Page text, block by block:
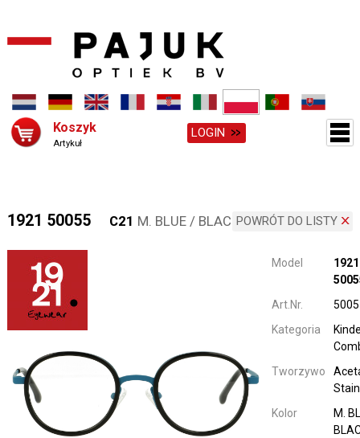
Koszyk
Artykuł
LOGIN
POWRÓT DO LISTY
1921 50055 C21 M. BLUE / BLACK
Model
1921
Art.Nr.
Kategoria
Tworzywo
Kolor
M.